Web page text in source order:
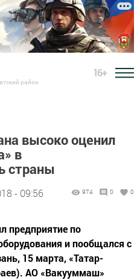
район
16+
высоко оценил
в
страны
- 09:56 974 0 0
предприятие по
и пообщался с
15 марта, «Татар-
АО «Вакууммаш»